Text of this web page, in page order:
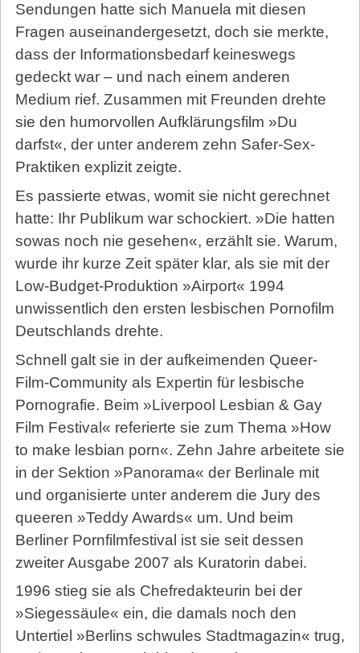
Sendungen hatte sich Manuela mit diesen
Fragen auseinandergesetzt, doch sie merkte,
dass der Informationsbedarf keineswegs
gedeckt war – und nach einem anderen
Medium rief. Zusammen mit Freunden drehte
sie den humorvollen Aufklärungsfilm »Du
darfst«, der unter anderem zehn Safer-Sex-
Praktiken explizit zeigte.
Es passierte etwas, womit sie nicht gerechnet
hatte: Ihr Publikum war schockiert. »Die hatten
sowas noch nie gesehen«, erzählt sie. Warum,
wurde ihr kurze Zeit später klar, als sie mit der
Low-Budget-Produktion »Airport« 1994
unwissentlich den ersten lesbischen Pornofilm
Deutschlands drehte.
Schnell galt sie in der aufkeimenden Queer-
Film-Community als Expertin für lesbische
Pornografie. Beim »Liverpool Lesbian & Gay
Film Festival« referierte sie zum Thema »How
to make lesbian porn«. Zehn Jahre arbeitete sie
in der Sektion »Panorama« der Berlinale mit
und organisierte unter anderem die Jury des
queeren »Teddy Awards« um. Und beim
Berliner Pornfilmfestival ist sie seit dessen
zweiter Ausgabe 2007 als Kuratorin dabei.
1996 stieg sie als Chefredakteurin bei der
»Siegessäule« ein, die damals noch den
Untertiel »Berlins schwules Stadtmagazin« trug,